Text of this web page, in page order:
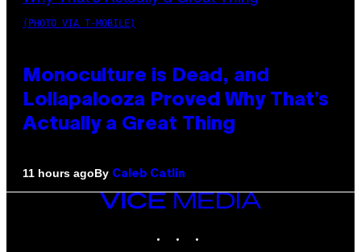
(PHOTO VIA T-MOBILE)
Monoculture is Dead, and
Lollapalooza Proved Why That’s
Actually a Great Thing
11 hours agoBy Caleb Catlin
VICE
MEDIA